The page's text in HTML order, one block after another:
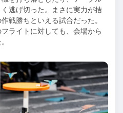
逃げ切った。まさに実力が拮
戦勝ちといえる試合だった。
ライトに対しても、会場から